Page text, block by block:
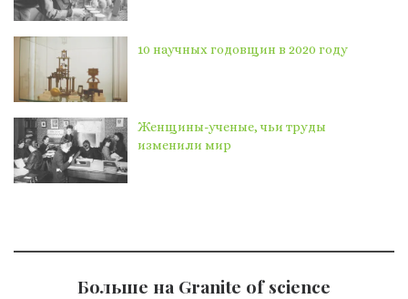
10 научных годовщин в 2020 году
Женщины-ученые, чьи труды
изменили мир
Больше на Granite of science